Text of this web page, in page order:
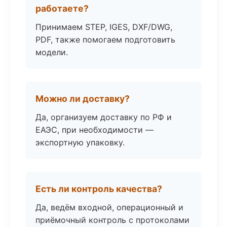
работаете?
Принимаем STEP, IGES, DXF/DWG,
PDF, также помогаем подготовить
модели.
Можно ли доставку?
Да, организуем доставку по РФ и
ЕАЭС, при необходимости —
экспортную упаковку.
Есть ли контроль качества?
Да, ведём входной, операционный и
приёмочный контроль с протоколами